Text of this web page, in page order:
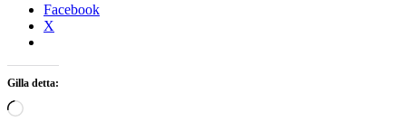
Facebook
X
Gilla detta:
Laddar